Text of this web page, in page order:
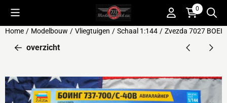
Cookievoorkeuren zijn beschikbaar. Kies instellingen of sta alle
0
Home / Modelbouw / Vliegtuigen / Schaal 1:144 / Zvezda 7027
overzicht